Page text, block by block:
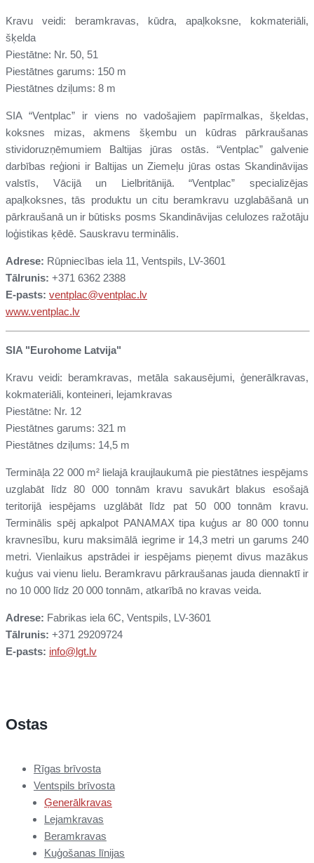
Kravu veidi: beramkravas, kūdra, apaļkoksne, kokmateriāli,
šķelda
Piestātne: Nr. 50, 51
Piestātnes garums: 150 m
Piestātnes dziļums: 8 m
SIA “Ventplac” ir viens no vadošajiem papīrmalkas, šķeldas,
koksnes mizas, akmens šķembu un kūdras pārkraušanas
stividoruzņēmumiem Baltijas jūras ostās. “Ventplac” galvenie
darbības reģioni ir Baltijas un Ziemeļu jūras ostas Skandināvijas
valstīs, Vācijā un Lielbritānijā. “Ventplac” specializējas
apaļkoksnes, tās produktu un citu beramkravu uzglabāšanā un
pārkraušanā un ir būtisks posms Skandināvijas celulozes ražotāju
loģistikas ķēdē. Sauskravu terminālis.
Adrese: Rūpniecības iela 11, Ventspils, LV-3601
Tālrunis: +371 6362 2388
E-pasts: ventplac@ventplac.lv
www.ventplac.lv
SIA "Eurohome Latvija"
Kravu veidi: beramkravas, metāla sakausējumi, ģenerālkravas,
kokmateriāli, konteineri, lejamkravas
Piestātne: Nr. 12
Piestātnes garums: 321 m
Piestātnes dziļums: 14,5 m
Termināļa 22 000 m² lielajā kraujlaukumā pie piestātnes iespējams
uzglabāt līdz 80 000 tonnām kravu savukārt blakus esošajā
teritorijā iespējams uzglābāt līdz pat 50 000 tonnām kravu.
Terminālis spēj apkalpot PANAMAX tipa kuģus ar 80 000 tonnu
kravnesību, kuru maksimālā iegrime ir 14,3 metri un garums 240
metri. Vienlaikus apstrādei ir iespējams pieņemt divus mazākus
kuģus vai vienu lielu. Beramkravu pārkraušanas jauda diennaktī ir
no 10 000 līdz 20 000 tonnām, atkarībā no kravas veida.
Adrese: Fabrikas iela 6C, Ventspils, LV-3601
Tālrunis: +371 29209724
E-pasts: info@lgt.lv
Ostas
Rīgas brīvosta
Ventspils brīvosta
Ģenerālkravas
Lejamkravas
Beramkravas
Kuģošanas līnijas